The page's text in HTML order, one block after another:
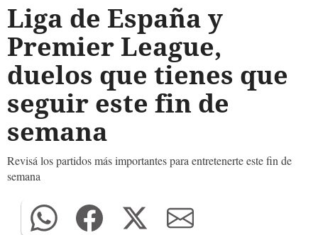
Liga de España y
Premier League,
duelos que tienes que
seguir este fin de
semana
Revisá los partidos más importantes para entretenerte este fin de
semana